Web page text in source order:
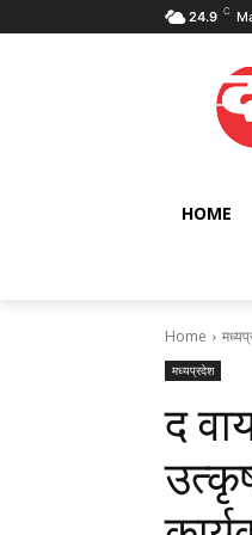
24.9 C
HOME
Home
मध्यप्रदेश
द